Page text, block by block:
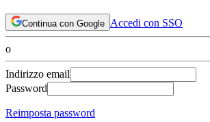
Continua con Google Accedi con SSO
o
Indirizzo email
Password
Reimposta password